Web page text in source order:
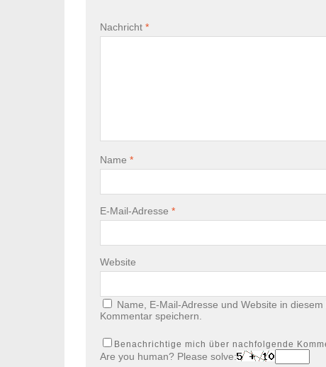
Nachricht *
Name *
E-Mail-Adresse *
Website
Name, E-Mail-Adresse und Website in
Kommentar speichern.
Benachrichtige mich über nachfolgende
Are you human? Please solve: